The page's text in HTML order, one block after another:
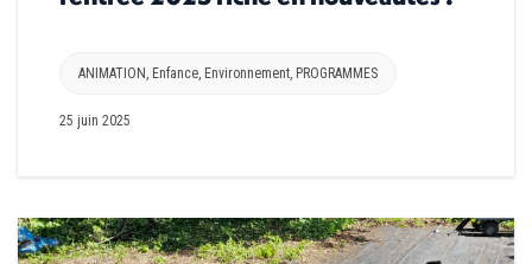
ANIMATION , Enfance, Environnement, PROGRAMMES
25 juin 2025